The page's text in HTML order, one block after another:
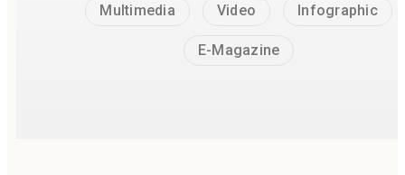
Multimedia Video Infographic
E-Magazine